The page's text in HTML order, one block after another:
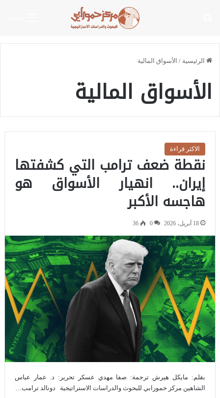
الرئيسية / الأسواق المالية
الأسواق المالية
الاكثر قراءة
نقطة ضعف ترامب التي كشفتها
إيران.. انهيار الأسواق هو
هاجسه الأكبر
18 أبريل، 2026 0
36
بقلم: مايكل هيرش ترجمة: صفا مهدي عسكر تحرير: د. عمار عباس
الشاهين مركز حمورابي للبحوث والدراسات الاستراتيجية دونالد ترامب…